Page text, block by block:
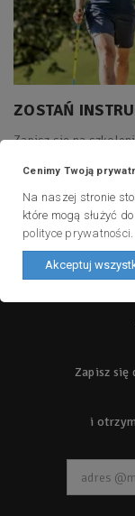
ZOSTAŃ
Zapisz się na
2020-02-07 0 2621
Zapisz się
i
Cenimy Twoją
Na naszej stronie
które mogą służyć
polityce prywatności
Akceptuj